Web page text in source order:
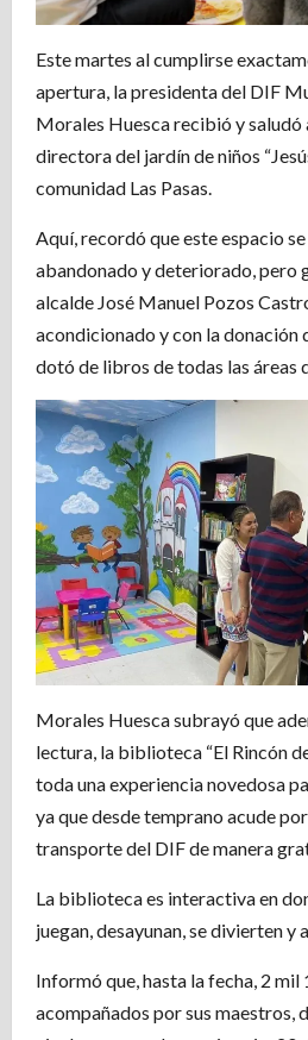
Este martes al cumplirse
apertura, la presidenta del DIF
Morales Huesca recibió y saludó
directora del jardín de niños
comunidad Las Pasas.
Aquí, recordó que este espacio
abandonado y deteriorado, pero
alcalde José Manuel Pozos
acondicionado y con la donación
dotó de libros de todas las áreas
Morales Huesca subrayó que
lectura, la biblioteca “El Rincón
toda una experiencia novedosa
ya que desde temprano acude
transporte del DIF de manera
La biblioteca es interactiva en
juegan, desayunan, se divierten y
Informó que, hasta la fecha, 2 mil
acompañados por sus maestros,